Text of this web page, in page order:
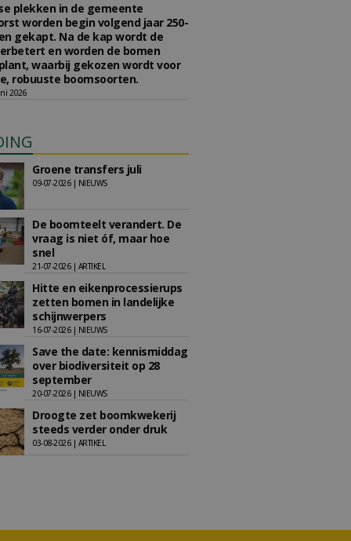
plekken in de gemeente
worden begin volgend jaar 250-
gekapt. Na de kap wordt de
en worden de bomen
waarbij gekozen wordt voor
robuuste boomsoorten.
2026
Groene transfers juli
09-07-2026 | NIEUWS
De boomteelt verandert. De
vraag is niet óf, maar hoe
snel
21-07-2026 | ARTIKEL
Hitte en eikenprocessierups
zetten bomen in landelijke
schijnwerpers
16-07-2026 | NIEUWS
Save the date: kennismiddag
over biodiversiteit op 28
september
20-07-2026 | NIEUWS
Droogte zet boomkwekerij
steeds verder onder druk
03-08-2026 | ARTIKEL